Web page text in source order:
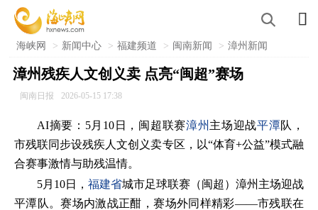

海峡网 > 新闻中心 > 福建频道 > 闽南新闻 > 漳州新闻
漳州残疾人文创义卖 点亮“闽超”赛场
闽南日报 2026-05-15 17:38
AI摘要：5月10日，闽超联赛漳州 主场迎战平潭队，
市残联同步设残疾人文创义卖专区，以“体育+公益”模式融
合赛事激情与助残温情。
5月10日， 福建省城市足球联赛（闽超）漳州主场迎战
平潭队。赛场内激战正酣，赛场外同样精彩——市残联在